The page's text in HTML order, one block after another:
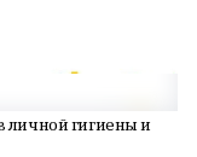
личной гигиены и